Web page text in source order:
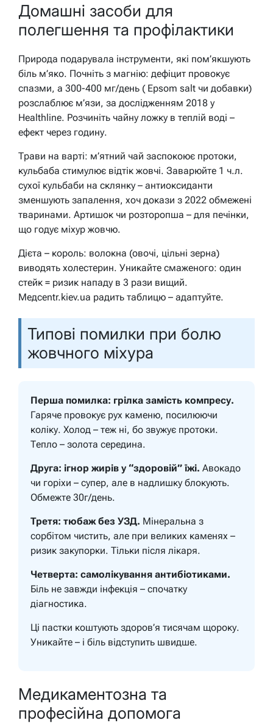
Домашні засоби для
полегшення та профілактики
Природа подарувала інструменти, які пом’якшують
біль м’яко. Почніть з магнію: дефіцит провокує
спазми, а 300-400 мг/день ( Epsom salt чи добавки)
розслаблює м’язи, за дослідженням 2018 у
Healthline. Розчиніть чайну ложку в теплій воді –
ефект через годину.
Трави на варті: м’ятний чай заспокоює протоки,
кульбаба стимулює відтік жовчі. Заварюйте 1 ч.л.
сухої кульбаби на склянку – антиоксиданти
зменшують запалення, хоч докази з 2022 обмежені
тваринами. Артишок чи розторопша – для печінки,
що годує міхур жовчю.
Дієта – король: волокна (овочі, цільні зерна)
виводять холестерин. Уникайте смаженого: один
стейк = ризик нападу в 3 рази вищий.
Медcentr.kiev.ua радить таблицю – адаптуйте.
Типові помилки при болю
жовчного міхура
Перша помилка: грілка замість компресу.
Гаряче провокує рух каменю, посилюючи
коліку. Холод – теж ні, бо звужує протоки.
Тепло – золота середина.
Друга: ігнор жирів у “здоровій” їжі. Авокадо
чи горіхи – супер, але в надлишку блокують.
Обмежте 30г/день.
Третя: тюбаж без УЗД. Мінеральна з
сорбітом чистить, але при великих каменях –
ризик закупорки. Тільки після лікаря.
Четверта: самолікування антибіотиками.
Біль не завжди інфекція – спочатку
діагностика.
Ці пастки коштують здоров’я тисячам щороку.
Уникайте – і біль відступить швидше.
Медикаментозна та
професійна допомога